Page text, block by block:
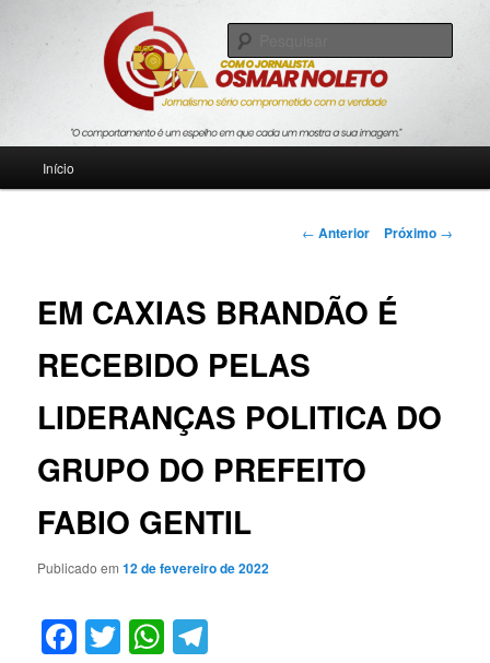
Blog Roda Viva
Jornalismo sério comprometido com a verdade
Início
Navegação
← Anterior Próximo →
EM CAXIAS BRANDÃO É
RECEBIDO PELAS
LIDERANÇAS POLITICA DO
GRUPO DO PREFEITO
FABIO GENTIL
Publicado em12 de fevereiro de 2022
Facebook
TwitterWhatsApp